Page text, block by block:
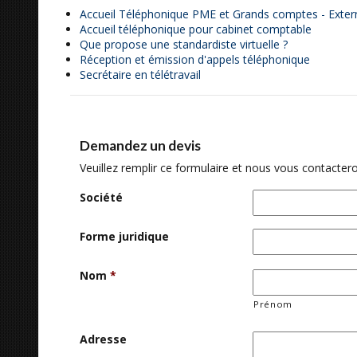
Accueil Téléphonique PME et Grands comptes -
Accueil téléphonique pour cabinet comptable
Que propose une standardiste virtuelle ?
Réception et émission d'appels téléphonique
Secrétaire en télétravail
Demandez un devis
Veuillez remplir ce formulaire et nous vous
Société
Forme juridique
Nom *
Prénom
Adresse